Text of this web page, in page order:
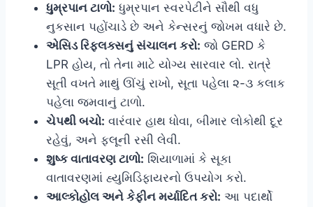
ધુમ્રપાન ટાળો: ધુમ્રપાન સ્વરપેટીને સૌથી વધુ
નુકસાન પહોંચાડે છે અને કેન્સરનું જોખમ વધારે છે.
એસિડ રિફ્લક્સનું સંચાલન કરો: જો GERD કે
LPR હોય, તો તેના માટે યોગ્ય સારવાર લો. રાત્રે
સૂતી વખતે માથું ઊંચું રાખો, સૂતા પહેલા ૨-૩ કલાક
પહેલા જમવાનું ટાળો.
ચેપથી બચો: વારંવાર હાથ ધોવા, બીમાર લોકોથી દૂર
રહેવું, અને ફ્લૂની રસી લેવી.
શુષ્ક વાતાવરણ ટાળો: શિયાળામાં કે સૂકા
વાતાવરણમાં હ્યુમિડિફાયરનો ઉપયોગ કરો.
આલ્કોહોલ અને કેફીન મર્યાદિત કરો: આ પદાર્થો